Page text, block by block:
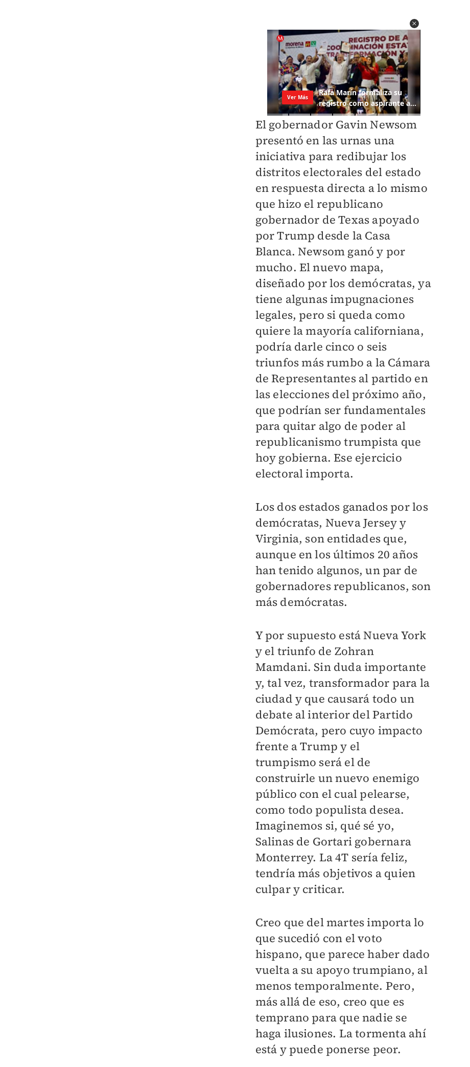
El gobernador Gavin Newsom
presentó en las urnas una
iniciativa para redibujar los
distritos electorales del estado
en respuesta directa a lo mismo
que hizo el republicano
gobernador de Texas apoyado
por Trump desde la Casa
Blanca. Newsom ganó y por
mucho. El nuevo mapa,
diseñado por los demócratas, ya
tiene algunas impugnaciones
legales, pero si queda como
quiere la mayoría californiana,
podría darle cinco o seis
triunfos más rumbo a la Cámara
de Representantes al partido en
las elecciones del próximo año,
que podrían ser fundamentales
para quitar algo de poder al
republicanismo trumpista que
hoy gobierna. Ese ejercicio
electoral importa.
Los dos estados ganados por los
demócratas, Nueva Jersey y
Virginia, son entidades que,
aunque en los últimos 20 años
han tenido algunos, un par de
gobernadores republicanos, son
más demócratas.
Y por supuesto está Nueva York
y el triunfo de Zohran
Mamdani. Sin duda importante
y, tal vez, transformador para la
ciudad y que causará todo un
debate al interior del Partido
Demócrata, pero cuyo impacto
frente a Trump y el
trumpismo será el de
construirle un nuevo enemigo
público con el cual pelearse,
como todo populista desea.
Imaginemos si, qué sé yo,
Salinas de Gortari gobernara
Monterrey. La 4T sería feliz,
tendría más objetivos a quien
culpar y criticar.
Creo que del martes importa lo
que sucedió con el voto
hispano, que parece haber dado
vuelta a su apoyo trumpiano, al
menos temporalmente. Pero,
más allá de eso, creo que es
temprano para que nadie se
haga ilusiones. La tormenta ahí
está y puede ponerse peor.